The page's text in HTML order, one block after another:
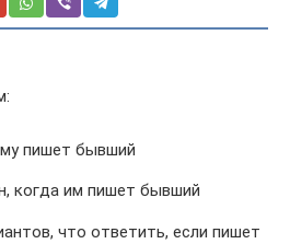
пишет бывший
когда им пишет бывший
что ответить, если пишет